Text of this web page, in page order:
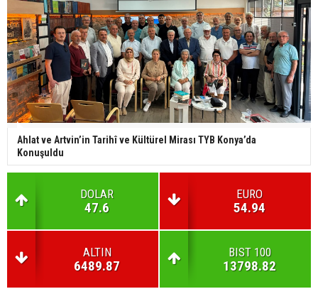
Ahlat ve Artvin’in Tarihî ve Kültürel Mirası TYB Konya’da
Konuşuldu
DOLAR
47.6
EURO
54.94
ALTIN
6489.87
BIST 100
13798.82